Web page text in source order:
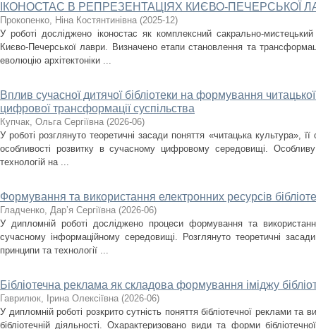
ІКОНОСТАС В РЕПРЕЗЕНТАЦІЯХ КИЄВО-ПЕЧЕРСЬКОЇ
Прокопенко, Ніна Костянтинівна (2025-12)
У роботі досліджено іконостас як комплексний сакрально-
Києво-Печерської лаври. Визначено етапи становлення та
еволюцію архітектоніки ...
Вплив сучасної дитячої бібліотеки на формування
цифрової трансформації суспільства
Купчак, Ольга Сергіївна (2026-06)
У роботі розглянуто теоретичні засади поняття «читацька культура», її
особливості розвитку в сучасному цифровому середовищі.
технологій на ...
Формування та використання електронних ресурсів
Гладченко, Дар’я Сергіївна (2026-06)
У дипломній роботі досліджено процеси формування та
сучасному інформаційному середовищі. Розглянуто теоретичні
принципи та технології ...
Бібліотечна реклама як складова формування іміджу
Гаврилюк, Ірина Олексіївна (2026-06)
У дипломній роботі розкрито сутність поняття бібліотечної реклами та
бібліотечній діяльності. Охарактеризовано види та форми